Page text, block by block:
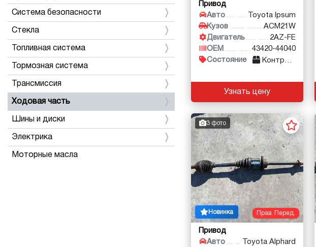
Система безопасности
Стекла
Топливная система
Тормозная система
Трансмиссия
Ходовая часть
Шины и диски
Электрика
Моторные масла
Привод
Авто
Toyota Ipsum
Кузов
ACM21W
Двигатель
2AZ-FE
OEM
43420-44040
Состояние
Контракт
Узнать цену
Прав. Перед.
3 фото
Новинка
Привод
Авто
Toyota Alphard